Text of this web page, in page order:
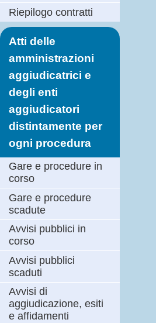
Riepilogo contratti
Atti delle
amministrazioni
aggiudicatrici e
degli enti
aggiudicatori
distintamente per
ogni procedura
Gare e procedure in
corso
Gare e procedure
scadute
Avvisi pubblici in
corso
Avvisi pubblici
scaduti
Avvisi di
aggiudicazione, esiti
e affidamenti